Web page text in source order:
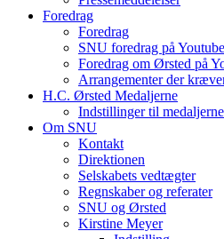
Foredrag
Foredrag
SNU foredrag på Youtube
Foredrag om Ørsted på
Arrangementer der
H.C. Ørsted Medaljerne
Indstillinger til medaljerne
Om SNU
Kontakt
Direktionen
Selskabets vedtægter
Regnskaber og referater
SNU og Ørsted
Kirstine Meyer